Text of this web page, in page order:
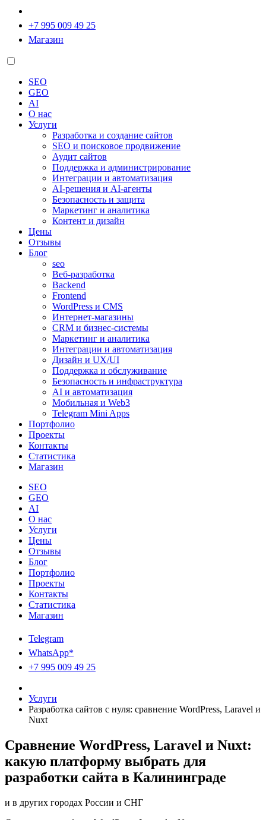
+7 995 009 49 25
Магазин
SEO
GEO
AI
О нас
Услуги
Разработка и создание сайтов
SEO и поисковое продвижение
Аудит сайтов
Поддержка и администрирование
Интеграции и автоматизация
AI-решения и AI-агенты
Безопасность и защита
Маркетинг и аналитика
Контент и дизайн
Цены
Отзывы
Блог
seo
Веб-разработка
Backend
Frontend
WordPress и CMS
Интернет-магазины
CRM и бизнес-системы
Маркетинг и аналитика
Интеграции и автоматизация
Дизайн и UX/UI
Поддержка и обслуживание
Безопасность и инфраструктура
AI и автоматизация
Мобильная и Web3
Telegram Mini Apps
Портфолио
Проекты
Контакты
Статистика
Магазин
SEO
GEO
AI
О нас
Услуги
Цены
Отзывы
Блог
Портфолио
Проекты
Контакты
Статистика
Магазин
Telegram
WhatsApp*
+7 995 009 49 25
Услуги
Разработка сайтов с нуля: сравнение WordPress, Laravel и
Nuxt
Сравнение WordPress, Laravel и Nuxt:
какую платформу выбрать для
разработки сайта в Калининграде
и в других городах России и СНГ